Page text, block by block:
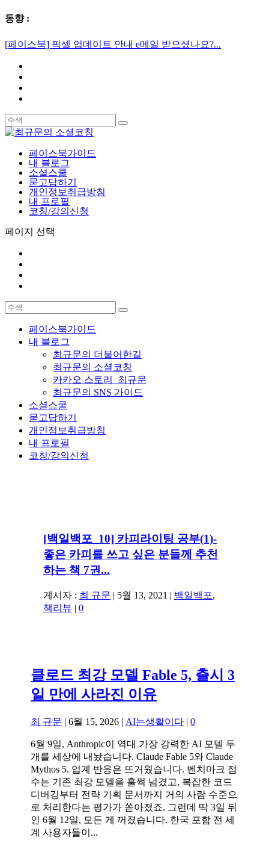
동향 :
[페이스북] 픽셀 업데이트 안내 e메일 받으셨나요?...
페이스북가이드
내 블로그
소셜스쿨
묻고답하기
개인정보취급방침
내 프로필
코칭/강의신청
페이지 선택
페이스북가이드
내 블로그
최규문의 더불어한길
최규문의 소셜코칭
카카오 스토리_최규문
최규문의 SNS 가이드
소셜스쿨
묻고답하기
개인정보취급방침
내 프로필
코칭/강의신청
[백일백포_10] 카피라이팅 공부(1)-
좋은 카피를 쓰고 싶은 분들께 추천
하는 책 7권...
게시자 : 최 규문 | 5월 13, 2021 | 백일백포,
책리뷰 | 0
클로드 최강 모델 Fable 5, 출시 3
일 만에 사라진 이유
최 규문 |6월 15, 2026 | AI는생활이다 |0
6월 9일, Anthropic이 역대 가장 강력한 AI 모델 두
개를 세상에 내놨습니다. Claude Fable 5와 Claude
Mythos 5. 업계 반응은 뜨거웠습니다. 벤치마크 점
수는 기존 최강 모델을 훌쩍 넘겼고, 복잡한 코드
디버깅부터 전략 기획 문서까지 거의 사람 수준으
로 처리한다는 평가가 쏟아졌죠. 그런데 딱 3일 뒤
인 6월 12일, 모든 게 꺼졌습니다. 한국 포함 전 세
계 사용자들이...